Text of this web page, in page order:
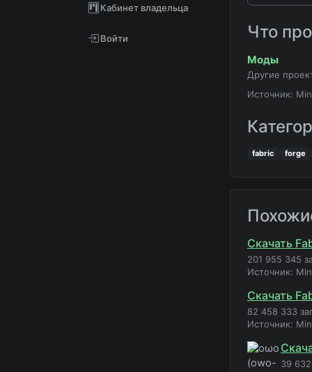
Кабинет владельца
Войти Что
Моды
Другие
Источник:
fabric forge
Скачать
201 955 345
Источник:
Скачать
82 458 333
Источник:
39 632